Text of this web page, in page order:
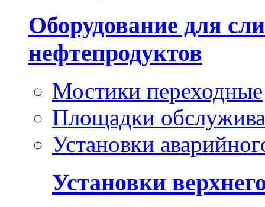
Оборудование для
нефтепродуктов
Мостики переходные
Площадки
Установки
Установки